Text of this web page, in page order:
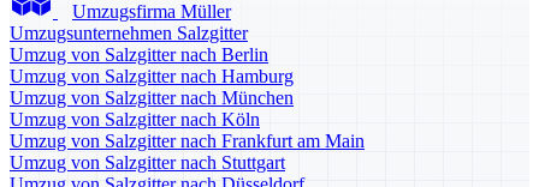
Umzugsfirma Müller
Umzugsunternehmen Salzgitter
Umzug von Salzgitter nach Berlin
Umzug von Salzgitter nach Hamburg
Umzug von Salzgitter nach München
Umzug von Salzgitter nach Köln
Umzug von Salzgitter nach Frankfurt am Main
Umzug von Salzgitter nach Stuttgart